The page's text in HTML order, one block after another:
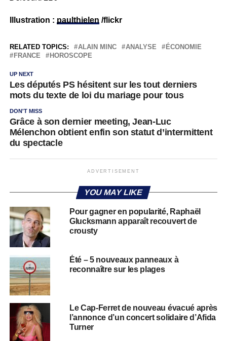
Illustration : paulthielen /flickr
RELATED TOPICS: ALAIN MINC ANALYSE
ÉCONOMIE
FRANCE
HOROSCOPE
UP NEXT
Les députés PS hésitent sur les tout derniers
mots du texte de loi du mariage pour tous
DON'T MISS
Grâce à son dernier meeting, Jean-Luc
Mélenchon obtient enfin son statut d’intermittent
du spectacle
ADVERTISEMENT
YOU MAY LIKE
Pour gagner en popularité, Raphaël
Glucksmann apparaît recouvert de
crousty
Été – 5 nouveaux panneaux à
reconnaître sur les plages
Le Cap-Ferret de nouveau évacué après
l’annonce d’un concert solidaire d’Afida
Turner